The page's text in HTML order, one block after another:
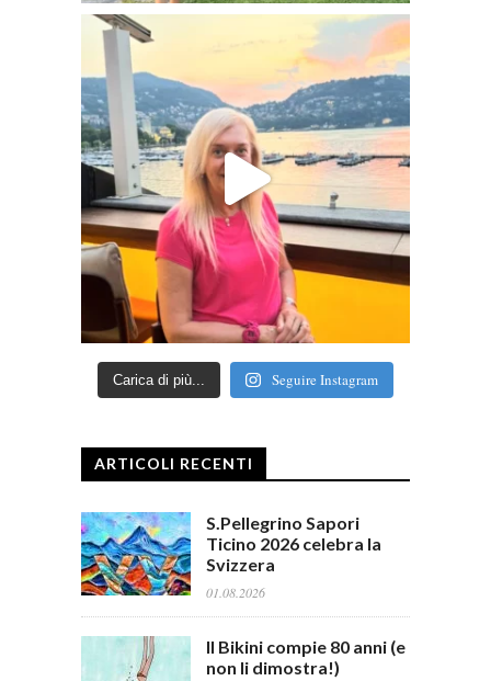
Carica di più... Seguire Instagram
ARTICOLI RECENTI
S.Pellegrino Sapori
Ticino 2026 celebra la
Svizzera
01.08.2026
Il Bikini compie 80 anni (e
non li dimostra!)